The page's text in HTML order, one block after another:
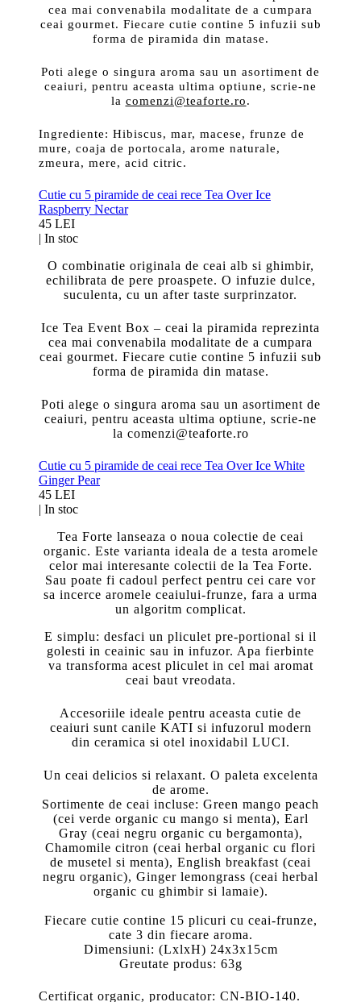
cea mai convenabila modalitate de a cumpara
ceai gourmet. Fiecare cutie contine 5 infuzii sub
forma de piramida din matase.
Poti alege o singura aroma sau un asortiment de
ceaiuri, pentru aceasta ultima optiune, scrie-ne
la comenzi@teaforte.ro.
Ingrediente: Hibiscus, mar, macese, frunze de
mure, coaja de portocala, arome naturale,
zmeura, mere, acid citric.
Cutie cu 5 piramide de ceai rece Tea Over Ice
Raspberry Nectar
45 LEI
| In stoc
O combinatie originala de ceai alb si ghimbir,
echilibrata de pere proaspete. O infuzie dulce,
suculenta, cu un after taste surprinzator.
Ice Tea Event Box – ceai la piramida reprezinta
cea mai convenabila modalitate de a cumpara
ceai gourmet. Fiecare cutie contine 5 infuzii sub
forma de piramida din matase.
Poti alege o singura aroma sau un asortiment de
ceaiuri, pentru aceasta ultima optiune, scrie-ne
la comenzi@teaforte.ro
Cutie cu 5 piramide de ceai rece Tea Over Ice White
Ginger Pear
45 LEI
| In stoc
Tea Forte lanseaza o noua colectie de ceai
organic. Este varianta ideala de a testa aromele
celor mai interesante colectii de la Tea Forte.
Sau poate fi cadoul perfect pentru cei care vor
sa incerce aromele ceaiului-frunze, fara a urma
un algoritm complicat.
E simplu: desfaci un pliculet pre-portional si il
golesti in ceainic sau in infuzor. Apa fierbinte
va transforma acest pliculet in cel mai aromat
ceai baut vreodata.
Accesoriile ideale pentru aceasta cutie de
ceaiuri sunt canile KATI si infuzorul modern
din ceramica si otel inoxidabil LUCI.
Un ceai delicios si relaxant. O paleta excelenta
de arome.
Sortimente de ceai incluse: Green mango peach
(cei verde organic cu mango si menta), Earl
Gray (ceai negru organic cu bergamonta),
Chamomile citron (ceai herbal organic cu flori
de musetel si menta), English breakfast (ceai
negru organic), Ginger lemongrass (ceai herbal
organic cu ghimbir si lamaie).
Fiecare cutie contine 15 plicuri cu ceai-frunze,
cate 3 din fiecare aroma.
Dimensiuni: (LxlxH) 24x3x15cm
Greutate produs: 63g
Certificat organic, producator: CN-BIO-140.